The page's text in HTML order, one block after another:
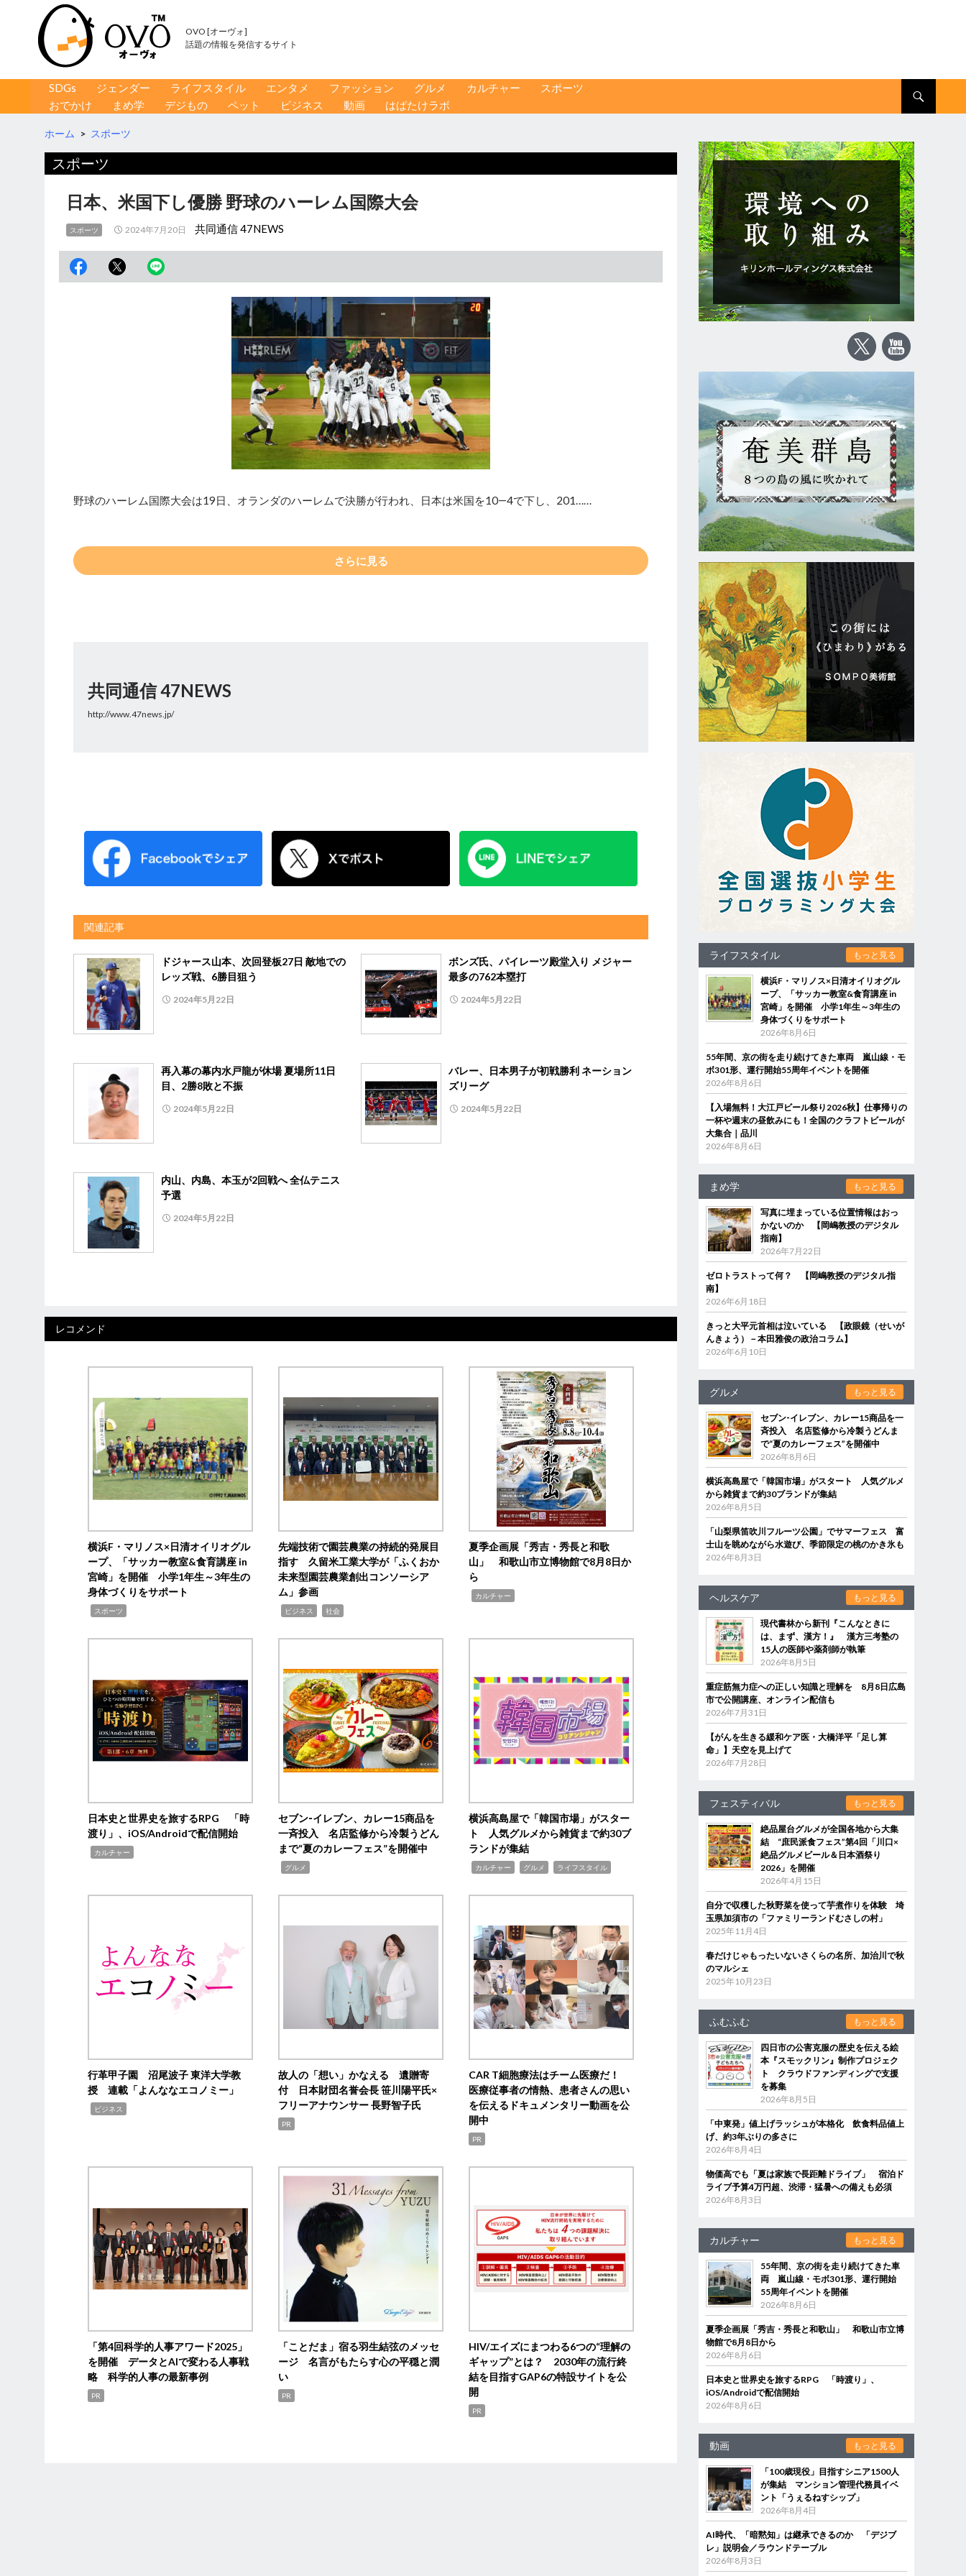
OVO [オーヴォ]
話題の情報を発信するサイト
コンテンツへ移動
SDGs ジェンダー ライフスタイル エンタメ ファッション グルメ カルチャー
スポーツ
おでかけ
まめ学 デジもの ペット ビジネス 動画 はばたけラボ
ホーム > スポーツ
スポーツ
日本、米国下し優勝 野球のハーレム国際大会
スポーツ 2024年7月20日 共同通信 47NEWS
野球のハーレム国際大会は19日、オランダのハーレムで決勝が行われ、日本は米国を10―4で下し、201……
さらに見る
共同通信 47NEWS
http://www.47news.jp/
関連記事
ドジャース山本、次回登板27日 敵地での
レッズ戦、6勝目狙う
2024年5月22日
ボンズ氏、パイレーツ殿堂入り メジャー
最多の762本塁打
2024年5月22日
再入幕の幕内水戸龍が休場 夏場所11日
目、2勝8敗と不振
2024年5月22日
バレー、日本男子が初戦勝利 ネーション
ズリーグ
2024年5月22日
内山、内島、本玉が2回戦へ 全仏テニス
予選
2024年5月22日
レコメンド
横浜F・マリノス×日清オイリオグル
ープ、「サッカー教室&食育講座 in
宮崎」を開催 小学1年生～3年生の
身体づくりをサポート
スポーツ
先端技術で園芸農業の持続的発展目
指す 久留米工業大学が「ふくおか
未来型園芸農業創出コンソーシア
ム」参画
ビジネス 社会
夏季企画展「秀吉・秀長と和歌
山」 和歌山市立博物館で8月8日か
ら
カルチャー
日本史と世界史を旅するRPG 「時
渡り」、iOS/Androidで配信開始
カルチャー
セブン‐イレブン、カレー15商品を
一斉投入 名店監修から冷製うどん
まで“夏のカレーフェス”を開催中
グルメ
横浜高島屋で「韓国市場」がスター
ト 人気グルメから雑貨まで約30ブ
ランドが集結
カルチャー グルメ ライフスタイル
行革甲子園 沼尾波子 東洋大学教
授 連載「よんななエコノミー」
ビジネス
故人の「想い」かなえる 遺贈寄
付 日本財団名誉会長 笹川陽平氏×
フリーアナウンサー 長野智子氏
PR
CAR T細胞療法はチーム医療だ！
医療従事者の情熱、患者さんの思い
を伝えるドキュメンタリー動画を公
開中
PR
「第4回科学的人事アワード2025」
を開催 データとAIで変わる人事戦
略 科学的人事の最新事例
PR
「ことだま」宿る羽生結弦のメッセ
ージ 名言がもたらす心の平穏と潤
い
PR
HIV/エイズにまつわる6つの“理解の
ギャップ”とは？ 2030年の流行終
結を目指すGAP6の特設サイトを公
開
PR
ライフスタイル もっと見る
横浜F・マリノス×日清オイリオグル
ープ、「サッカー教室&食育講座 in
宮崎」を開催 小学1年生～3年生の
身体づくりをサポート
2026年8月6日
55年間、京の街を走り続けてきた車両 嵐山線・モ
ボ301形、運行開始55周年イベントを開催
2026年8月6日
【入場無料！大江戸ビール祭り2026秋】仕事帰りの
一杯や週末の昼飲みにも！全国のクラフトビールが
大集合｜品川
2026年8月6日
まめ学 もっと見る
写真に埋まっている位置情報はおっ
かないのか 【岡嶋教授のデジタル
指南】
2026年7月22日
ゼロトラストって何？ 【岡嶋教授のデジタル指
南】
2026年6月18日
きっと大平元首相は泣いている 【政眼鏡（せいが
んきょう）－本田雅俊の政治コラム】
2026年6月10日
グルメ もっと見る
セブン‐イレブン、カレー15商品を一
斉投入 名店監修から冷製うどんま
で“夏のカレーフェス”を開催中
2026年8月6日
横浜高島屋で「韓国市場」がスタート 人気グルメ
から雑貨まで約30ブランドが集結
2026年8月5日
「山梨県笛吹川フルーツ公園」でサマーフェス 富
士山を眺めながら水遊び、季節限定の桃のかき氷も
2026年8月3日
ヘルスケア もっと見る
現代書林から新刊『こんなときに
は、まず、漢方！』 漢方三考塾の
15人の医師や薬剤師が執筆
2026年8月5日
重症筋無力症への正しい知識と理解を 8月8日広島
市で公開講座、オンライン配信も
2026年7月31日
【がんを生きる緩和ケア医・大橋洋平「足し算
命」】天空を見上げて
2026年7月28日
フェスティバル もっと見る
絶品屋台グルメが全国各地から大集
結 “庶民派食フェス”第4回「川口×
絶品グルメビール＆日本酒祭り
2026」を開催
2026年4月15日
自分で収穫した秋野菜を使って芋煮作りを体験 埼
玉県加須市の「ファミリーランドむさしの村」
2025年11月4日
春だけじゃもったいないさくらの名所、加治川で秋
のマルシェ
2025年10月23日
ふむふむ もっと見る
四日市の公害克服の歴史を伝える絵
本『スモックリン』制作プロジェク
ト クラウドファンディングで支援
を募集
2026年8月5日
「中東発」値上げラッシュが本格化 飲食料品値上
げ、約3年ぶりの多さに
2026年8月4日
物価高でも「夏は家族で長距離ドライブ」 宿泊ド
ライブ予算4万円超、渋滞・猛暑への備えも必須
2026年8月3日
カルチャー もっと見る
55年間、京の街を走り続けてきた車
両 嵐山線・モボ301形、運行開始
55周年イベントを開催
2026年8月6日
夏季企画展「秀吉・秀長と和歌山」 和歌山市立博
物館で8月8日から
2026年8月6日
日本史と世界史を旅するRPG 「時渡り」、
iOS/Androidで配信開始
2026年8月6日
動画 もっと見る
「100歳現役」目指すシニア1500人
が集結 マンション管理代務員イベ
ント「うぇるねすシップ」
2026年8月4日
AI時代、「暗黙知」は継承できるのか 「デジブ
レ」説明会／ラウンドテーブル
2026年8月3日